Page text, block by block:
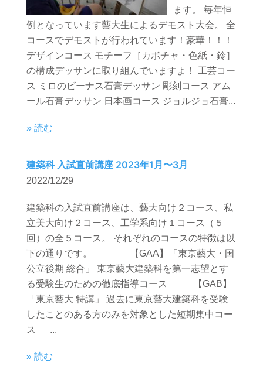
ます。 毎年恒
例となっています藝大生によるデモスト大会。 全
コースでデモストが行われています！豪華！！！
デザインコース モチーフ［カボチャ・色紙・鈴］
の構成デッサンに取り組んでいますよ！ 工芸コー
ス ミロのビーナス石膏デッサン 彫刻コース アム
ール石膏デッサン 日本画コース ジョルジョ石膏...
» 読む
建築科 入試直前講座 2023年1月〜3月
2022/12/29
建築科の入試直前講座は、藝大向け２コース、私
立美大向け２コース、工学系向け１コース（５
回）の全５コース。 それぞれのコースの特徴は以
下の通りです。 【GAA】「東京藝大・国
公立後期 総合」 東京藝大建築科を第一志望とす
る受験生のための徹底指導コース 【GAB】
「東京藝大 特講」 過去に東京藝大建築科を受験
したことのある方のみを対象とした短期集中コー
ス ...
» 読む